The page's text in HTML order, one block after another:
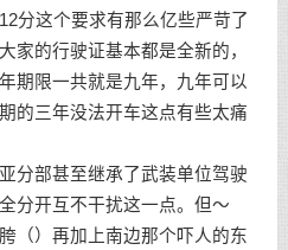
分这个要求有那么亿些严苛了
家的行驶证基本都是全新的，
期限一共就是九年，九年可以
的三年没法开车这点有些太痛
分部甚至继承了武装单位驾驶
分开互不干扰这一点。但～
（）再加上南边那个吓人的东